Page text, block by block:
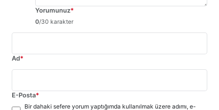
Yorumunuz*
0/30 karakter
Ad*
E-Posta*
Bir dahaki sefere yorum yaptığımda kullanılmak üzere adımı, e-